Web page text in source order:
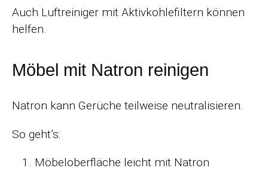
Auch Luftreiniger mit Aktivkohlefiltern können
helfen.
Möbel mit Natron reinigen
Natron kann Gerüche teilweise neutralisieren.
So geht’s:
Möbeloberfläche leicht mit Natron